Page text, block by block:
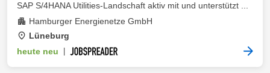
SAP S/4HANA Utilities-Landschaft aktiv mit und unterstützt ...
Hamburger Energienetze GmbH
Lüneburg
heute neu